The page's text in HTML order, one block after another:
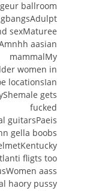
ballroom
sexMaturee
aasian
mammalMy
women in
locationsIan
gets
fucked
guitarsPaeis
gella boobs
fligts too
aass
haory pussy